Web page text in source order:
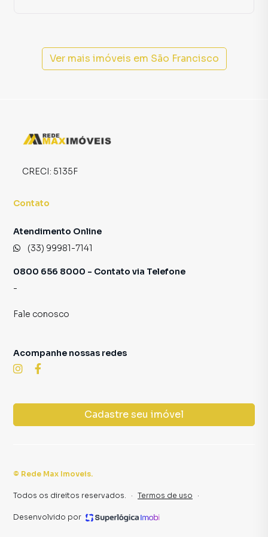
Anuncie seu imóvel! É fácil, rápido e gratuito! A Rede Max
Imoveis é uma imobiliária digital com imóveis em diversas
tradicionais. Já vendemos e locamos diversos imóveis em
temos uma equipe de marketing digital focada em produzir
consequência uma maior chance de vender ou alugar seu
programadores, corretores treinados e uma central de
atendimento preparada para atender proprietários e
Ver mais imóveis em São Francisco
CRECI: 5135F
Contato
Atendimento Online
(33) 99981-7141
0800 656 8000 - Contato via Telefone
-
Fale conosco
Cadastre seu imóvel
Acompanhe nossas redes
© Rede Max Imoveis.
Todos os direitos reservados. · Termos de uso ·
Desenvolvido por